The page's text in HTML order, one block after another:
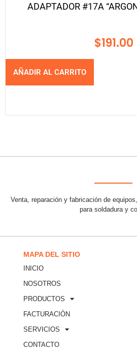
ADAPTADOR #17A
$191.00
AÑADIR AL CARRITO
Venta, reparación y fabricación de
para soldadura y
MAPA DEL SITIO
INICIO
NOSOTROS
PRODUCTOS
FACTURACIÓN
SERVICIOS
CONTACTO